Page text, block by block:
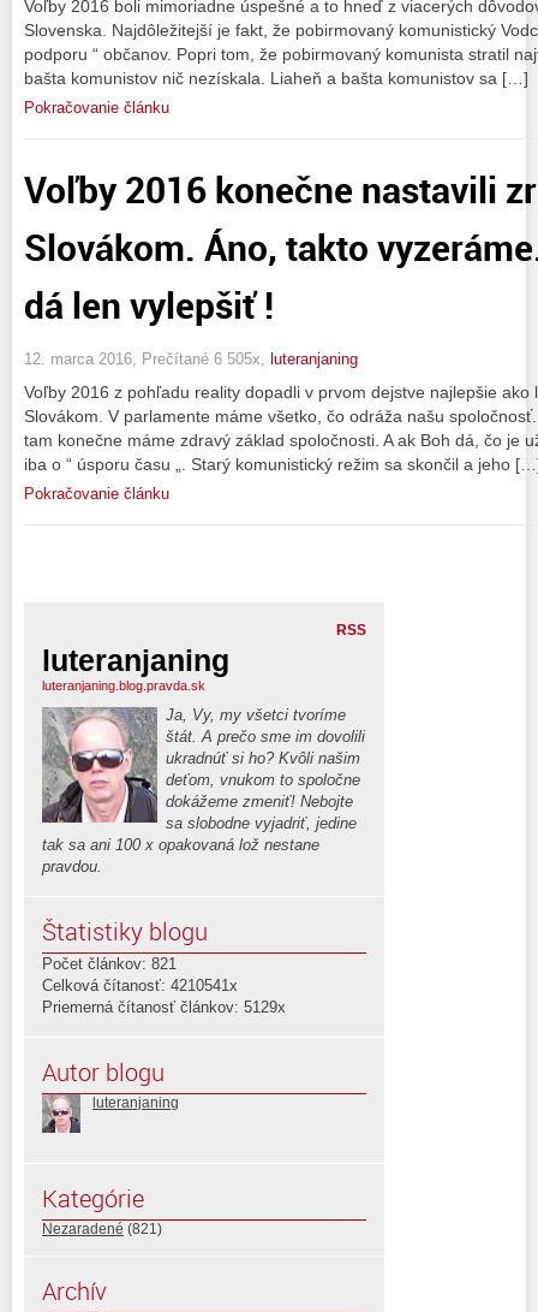
Voľby 2016 boli mimoriadne úspešné a to hneď z viacerých
Slovenska. Najdôležitejší je fakt, že pobirmovaný komunistický
podporu “ občanov. Popri tom, že pobirmovaný komunista stratil
bašta komunistov nič nezískala. Liaheň a bašta komunistov sa […]
Pokračovanie článku
Voľby 2016 konečne nastavili
Slovákom. Áno, takto
dá len vylepšiť !
12. marca 2016, Prečítané 6 505x, luteranjaning
Voľby 2016 z pohľadu reality dopadli v prvom dejstve najlepšie ako
Slovákom. V parlamente máme všetko, čo odráža našu
tam konečne máme zdravý základ spoločnosti. A ak Boh dá, čo je
iba o “ úsporu času „. Starý komunistický režim sa skončil a jeho
Pokračovanie článku
RSS
luteranjaning
luteranjaning.blog.pravda.sk
Ja, Vy, my všetci tvoríme
štát. A prečo sme im dovolili
ukradnúť si ho? Kvôli našim
deťom, vnukom to spoločne
dokážeme zmeniť! Nebojte
sa slobodne vyjadriť, jedine
tak sa ani 100 x opakovaná lož nestane
pravdou.
Štatistiky blogu
Počet článkov: 821
Celková čítanosť: 4210541x
Priemerná čítanosť článkov: 5129x
Autor blogu
luteranjaning
Kategórie
Nezaradené (821)
Archív